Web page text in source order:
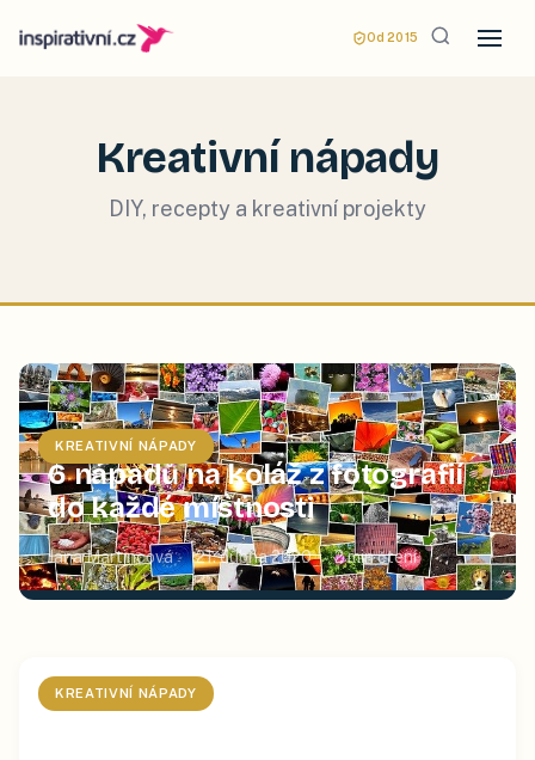
Od 2015
Kreativní nápady
DIY, recepty a kreativní projekty
KREATIVNÍ NÁPADY
6 nápadů na koláž z fotografií
do každé místnosti
Jana Martincová 21. dubna 2020 2min čtení
KREATIVNÍ NÁPADY